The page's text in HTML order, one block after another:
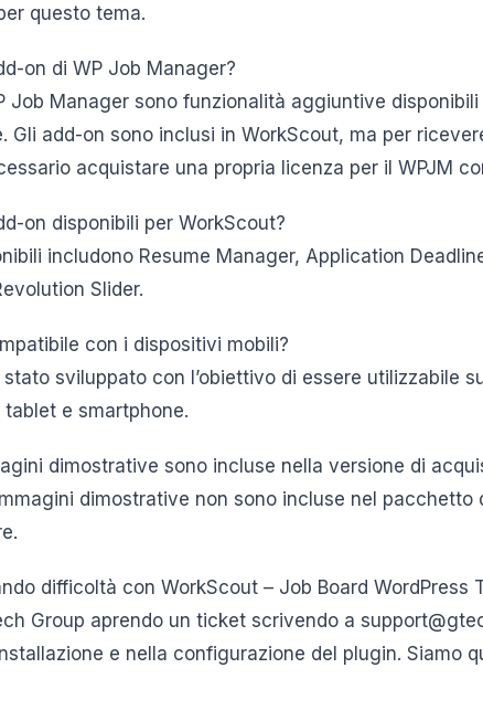
questo tema.
on di WP Job Manager?
Job Manager sono funzionalità aggiuntive disponibili
Gli add-on sono inclusi in WorkScout, ma per
acquistare una propria licenza per il WPJM
on disponibili per WorkScout?
includono Resume Manager, Application
Slider.
con i dispositivi mobili?
sviluppato con l’obiettivo di essere utilizzabile
e smartphone.
dimostrative sono incluse nella versione di
dimostrative non sono incluse nel
difficoltà con WorkScout – Job Board WordPress
Group aprendo un ticket scrivendo a
e nella configurazione del plugin. Siamo